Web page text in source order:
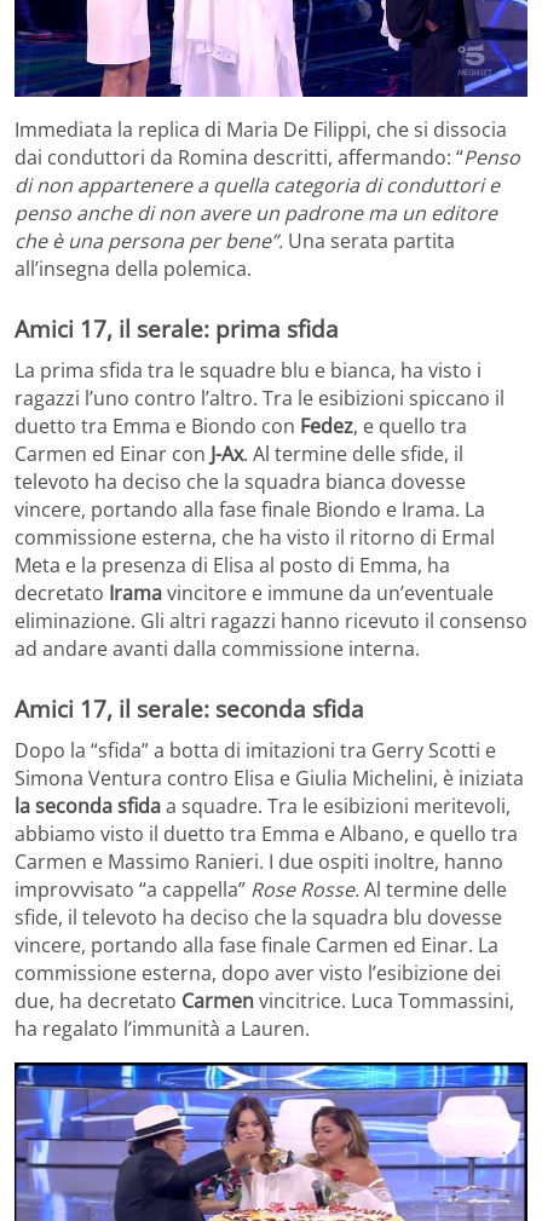
Immediata la replica di Maria De Filippi, che si dissocia
dai conduttori da Romina descritti, affermando: “Penso
di non appartenere a quella categoria di conduttori e
penso anche di non avere un padrone ma un editore
che è una persona per bene”. Una serata partita
all’insegna della polemica.
Amici 17, il serale: prima sfida
La prima sfida tra le squadre blu e bianca, ha visto i
ragazzi l’uno contro l’altro. Tra le esibizioni spiccano il
duetto tra Emma e Biondo con Fedez, e quello tra
Carmen ed Einar con J-Ax. Al termine delle sfide, il
televoto ha deciso che la squadra bianca dovesse
vincere, portando alla fase finale Biondo e Irama. La
commissione esterna, che ha visto il ritorno di Ermal
Meta e la presenza di Elisa al posto di Emma, ha
decretato Iramavincitore e immune da un’eventuale
eliminazione. Gli altri ragazzi hanno ricevuto il consenso
ad andare avanti dalla commissione interna.
Amici 17, il serale: seconda sfida
Dopo la “sfida” a botta di imitazioni tra Gerry Scotti e
Simona Ventura contro Elisa e Giulia Michelini, è iniziata
la seconda sfidaa squadre. Tra le esibizioni meritevoli,
abbiamo visto il duetto tra Emma e Albano, e quello tra
Carmen e Massimo Ranieri. I due ospiti inoltre, hanno
improvvisato “a cappella” Rose Rosse.Al termine delle
sfide, il televoto ha deciso che la squadra blu dovesse
vincere, portando alla fase finale Carmen ed Einar. La
commissione esterna, dopo aver visto l’esibizione dei
due, ha decretato Carmenvincitrice. Luca Tommassini,
ha regalato l’immunità a Lauren.